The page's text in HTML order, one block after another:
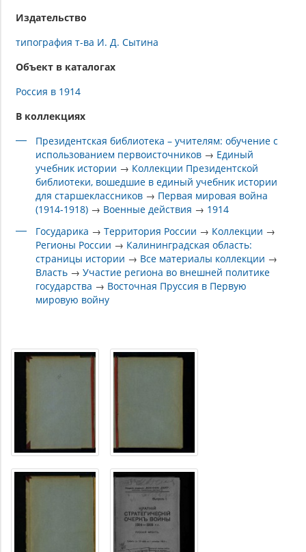
Издательство
типография т-ва И. Д. Сытина
Объект в каталогах
Россия в 1914
В коллекциях
Президентская библиотека – учителям: обучение с
использованием первоисточников → Единый
учебник истории → Коллекции Президентской
библиотеки, вошедшие в единый учебник истории
для старшеклассников → Первая мировая война
(1914-1918) → Военные действия → 1914
Государика →Территория России → Коллекции →
Регионы России → Калининградская область:
страницы истории → Все материалы коллекции →
Власть →Участие региона во внешней политике
государства → Восточная Пруссия в Первую
мировую войну